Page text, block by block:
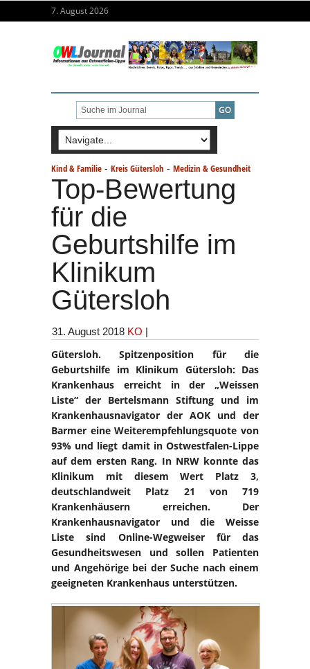
7. August 2026
Kind & Familie - Kreis Gütersloh - Medizin & Gesundheit
Top-Bewertung
für die
Geburtshilfe im
Klinikum
Gütersloh
31. August 2018 KO |
Gütersloh. Spitzenposition für die
Geburtshilfe im Klinikum Gütersloh: Das
Krankenhaus erreicht in der „Weissen
Liste“ der Bertelsmann Stiftung und im
Krankenhausnavigator der AOK und der
Barmer eine Weiterempfehlungsquote von
93% und liegt damit in Ostwestfalen-Lippe
auf dem ersten Rang. In NRW konnte das
Klinikum mit diesem Wert Platz 3,
deutschlandweit Platz 21 von 719
Krankenhäusern erreichen. Der
Krankenhausnavigator und die Weisse
Liste sind Online-Wegweiser für das
Gesundheitswesen und sollen Patienten
und Angehörige bei der Suche nach einem
geeigneten Krankenhaus unterstützen.